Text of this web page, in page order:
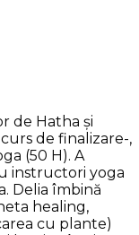
de Hatha și
de finalizare-,
(50 H). A
instructori yoga
Delia îmbină
healing,
cu plante)